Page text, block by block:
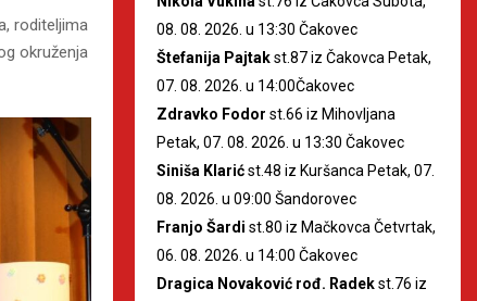
roditeljima
okruženja
08. 08. 2026. u 13:30 Čakovec
Štefanija Pajtakst.87 iz Čakovca Petak,
07. 08. 2026. u 14:00Čakovec
Zdravko Fodor st.66 iz Mihovljana
Petak, 07. 08. 2026. u 13:30 Čakovec
Siniša Klarićst.48 iz Kuršanca Petak, 07.
08. 2026. u 09:00 Šandorovec
Franjo Šardi st.80 iz Mačkovca Četvrtak,
06. 08. 2026. u 14:00 Čakovec
Dragica Novaković rođ. Radekst.76 iz